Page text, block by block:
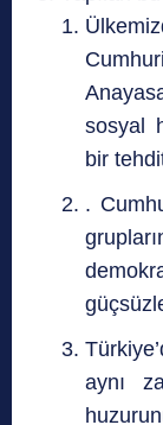
sosyal
bir
.
aynı